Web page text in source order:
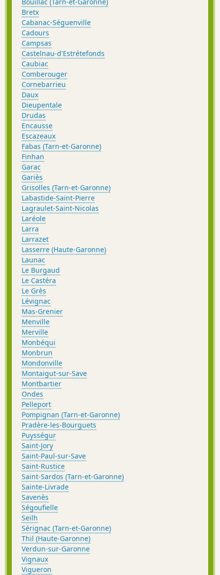
Bouillac (Tarn-et-Garonne)
Bretx
Cabanac-Séguenville
Cadours
Campsas
Castelnau-d'Estrétefonds
Caubiac
Comberouger
Cornebarrieu
Daux
Dieupentale
Drudas
Encausse
Escazeaux
Fabas (Tarn-et-Garonne)
Finhan
Garac
Gariès
Grisolles (Tarn-et-Garonne)
Labastide-Saint-Pierre
Lagraulet-Saint-Nicolas
Laréole
Larra
Larrazet
Lasserre (Haute-Garonne)
Launac
Le Burgaud
Le Castéra
Le Grès
Lévignac
Mas-Grenier
Menville
Merville
Monbéqui
Monbrun
Mondonville
Montaigut-sur-Save
Montbartier
Ondes
Pelleport
Pompignan (Tarn-et-Garonne)
Pradère-les-Bourguets
Puysségur
Saint-Jory
Saint-Paul-sur-Save
Saint-Rustice
Saint-Sardos (Tarn-et-Garonne)
Sainte-Livrade
Savenès
Ségoufielle
Seilh
Sérignac (Tarn-et-Garonne)
Thil (Haute-Garonne)
Verdun-sur-Garonne
Vignaux
Vigueron